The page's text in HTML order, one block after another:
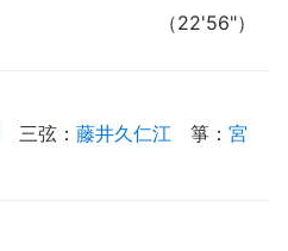
（22'56"）
三弦 ： 藤井久仁江 箏 ： 宮